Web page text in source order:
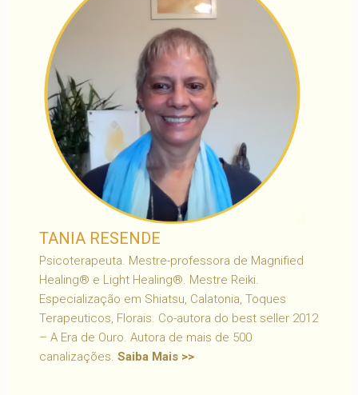
TANIA RESENDE
Psicoterapeuta. Mestre-professora de Magnified
Healing® e Light Healing®. Mestre Reiki.
Especialização em Shiatsu, Calatonia, Toques
Terapeuticos, Florais. Co-autora do best seller 2012
– A Era de Ouro. Autora de mais de 500
canalizações. Saiba Mais >>